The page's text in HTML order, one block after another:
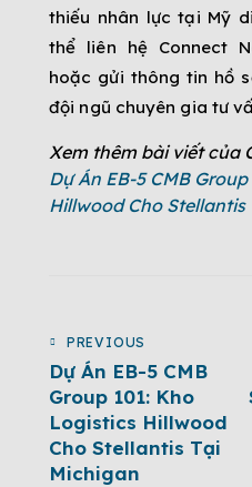
thiếu nhân lực tại Mỹ
thể liên hệ Connect
hoặc gửi thông tin hồ
đội ngũ chuyên gia tư
Xem thêm bài viết của
Dự Án EB-5 CMB
Hillwood Cho Stellantis
PREVIOUS
Dự Án EB-5 CMB
Group 101: Kho
Logistics Hillwood
Cho Stellantis Tại
Michigan